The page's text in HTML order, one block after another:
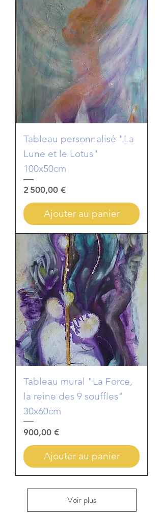
Tableau personnalisé "La
Lune et le Lotus"
100x50cm
Prix
2 500,00 €
Ajouter au panier
Tableau mural "La Force,
la reine des 9 souffles"
30x60cm
Prix
900,00 €
Ajouter au panier
Voir plus